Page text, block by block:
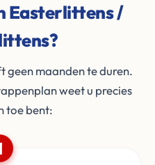
Easterlittens /
geen maanden te duren.
weet u precies
toe bent: